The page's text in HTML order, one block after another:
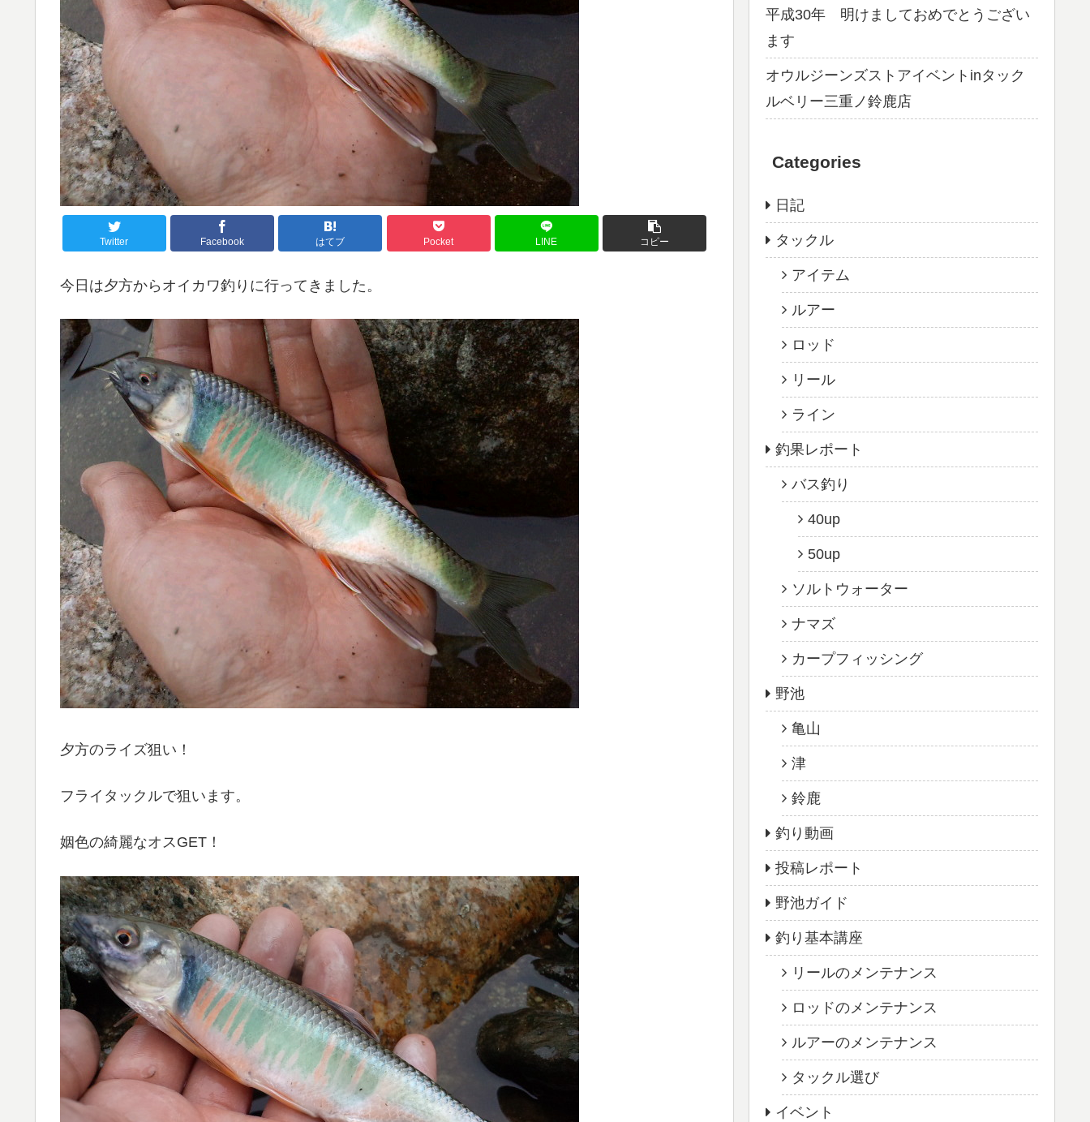
Twitter Facebook はてブ Pocket LINE コピー
今日は夕方からオイカワ釣りに行ってきました。
夕方のライズ狙い！
フライタックルで狙います。
姻色の綺麗なオスGET！
平成30年 明けましておめでとうござい
ます
オウルジーンズストアイベントinタック
ルベリー三重ノ鈴鹿店
Categories
日記
タックル
アイテム
ルアー
ロッド
リール
ライン
釣果レポート
バス釣り
40up
50up
ソルトウォーター
ナマズ
カープフィッシング
野池
亀山
津
鈴鹿
釣り動画
投稿レポート
野池ガイド
釣り基本講座
リールのメンテナンス
ロッドのメンテナンス
ルアーのメンテナンス
タックル選び
イベント